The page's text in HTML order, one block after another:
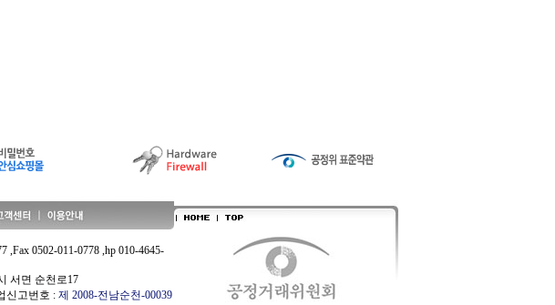
,Fax 0502-011-0778 ,hp 010-4645-
서면 순천로17
신고번호 : 제 2008-전남순천-00039